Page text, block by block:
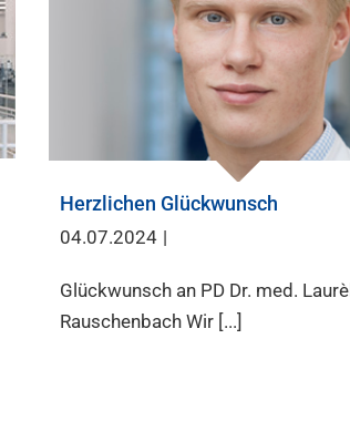
Herzlichen Glückwunsch
04.07.2024 |
Glückwunsch an PD Dr. med. Laurèl
Rauschenbach Wir [...]